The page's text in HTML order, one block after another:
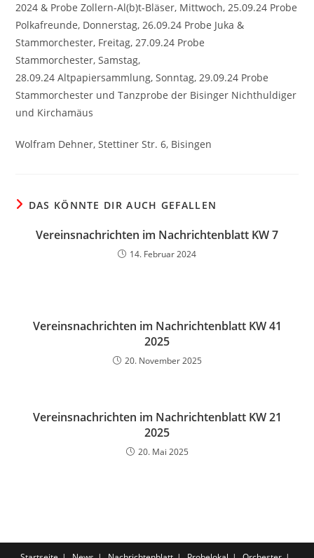
2024 & Probe Zollern-Al(b)t-Bläser, Mittwoch, 25.09.24 Probe
Polkafreunde, Donnerstag, 26.09.24 Probe Juka &
Stammorchester, Freitag, 27.09.24 Probe
Stammorchester, Samstag,
28.09.24 Altpapiersammlung, Sonntag, 29.09.24 Probe
Stammorchester und Tanzprobe der Bisinger Nichthuldiger
und Kirchamäus
Wolfram Dehner, Stettiner Str. 6, Bisingen
DAS KÖNNTE DIR AUCH GEFALLEN
Vereinsnachrichten im Nachrichtenblatt KW 7
14. Februar 2024
Vereinsnachrichten im Nachrichtenblatt KW 41
2025
20. November 2025
Vereinsnachrichten im Nachrichtenblatt KW 21
2025
20. Mai 2025